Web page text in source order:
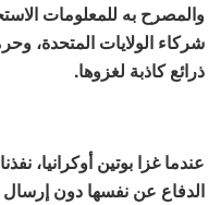
والمصرح به للمعلومات
شركاء الولايات المتحدة،
ذرائع كاذبة لغزوها.
عندما غزا بوتين أوكرانيا،
الدفاع عن نفسها دون